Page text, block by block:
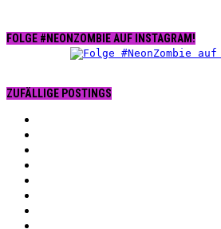
FOLGE #NEONZOMBIE AUF INSTAGRAM!
ZUFÄLLIGE POSTINGS